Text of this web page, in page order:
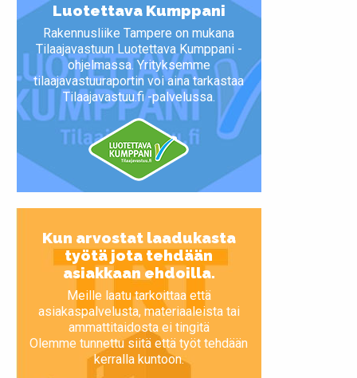
Luotettava Kumppani
Rakennusliike Tampere on mukana
Tilaajavastuun Luotettava Kumppani -
ohjelmassa. Yrityksemme
tilaajavastuuraportin voi aina tarkastaa
Tilaajavastuu.fi -palvelussa.
Kun arvostat laadukasta
työtä jota tehdään
asiakkaan ehdoilla.
Meille laatu tarkoittaa että
asiakaspalvelusta, materiaaleista tai
ammattitaidosta ei tingitä
Olemme tunnettu siitä että työt tehdään
kerralla kuntoon.